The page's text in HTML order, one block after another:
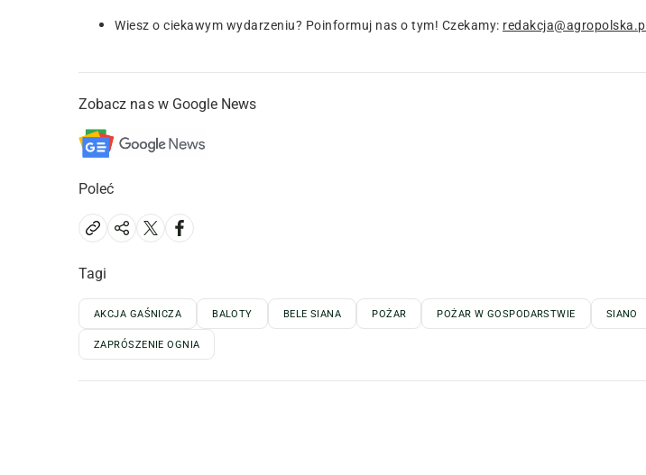
Wiesz o ciekawym wydarzeniu? Poinformuj nas o tym! Czekamy: redakcja@agropolska.pl
Zobacz nas w Google News
Poleć
Tagi
AKCJA GAŚNICZA BALOTY BELE SIANA POŻAR POŻAR W GOSPODARSTWIE SIANO
ZAPRÓSZENIE OGNIA